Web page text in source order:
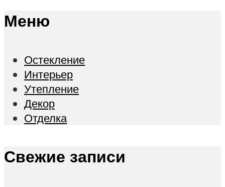
Меню
Остекление
Интерьер
Утепление
Декор
Отделка
Свежие записи